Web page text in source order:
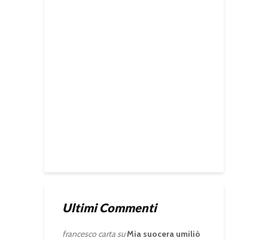
Ultimi Commenti
francesco cartasuMia suocera umiliò